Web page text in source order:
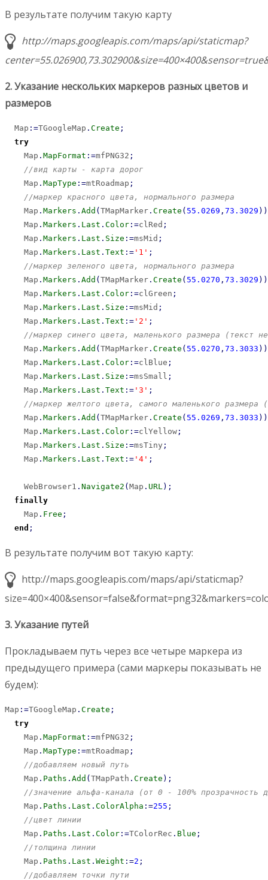
В результате получим такую карту
http://maps.googleapis.com/maps/api/staticmap?
2. Указание нескольких маркеров разных цветов и
размеров
  Map
: =TGoogleMap . Create ;
try
    Map
. MapFormat : =mfPNG32 ;
//вид карты - карта дорог
    Map
. MapType : =mtRoadmap ;
//маркер красного цвета, нормального размера
    Map
. Markers . Add ( TMapMarker . Create ( 55.0269 , 73.3029 ) )
    Map
. Markers . Last . Color : =clRed ;
    Map
. Markers . Last . Size : =msMid ;
    Map
. Markers . Last . Text : = '1' ;
//маркер зеленого цвета, нормального размера
    Map
. Markers . Add ( TMapMarker . Create ( 55.0270 , 73.3029 ) )
    Map
. Markers . Last . Color : =clGreen ;
    Map
. Markers . Last . Size : =msMid ;
    Map
. Markers . Last . Text : = '2' ;
//маркер синего цвета, маленького размера (текст
    Map
. Markers . Add ( TMapMarker . Create ( 55.0270 , 73.3033 ) )
    Map
. Markers . Last . Color : =clBlue ;
    Map
. Markers . Last . Size : =msSmall ;
    Map
. Markers . Last . Text : = '3' ;
//маркер желтого цвета, самого маленького размера
    Map
. Markers . Add ( TMapMarker . Create ( 55.0269 , 73.3033 ) )
    Map
. Markers . Last . Color : =clYellow ;
    Map
. Markers . Last . Size : =msTiny ;
    Map
. Markers . Last . Text : = '4' ;
    WebBrowser1
. Navigate2 ( Map . URL ) ;
finally
    Map
. Free ;
end ;
В результате получим вот такую карту:
http://maps.googleapis.com/maps/api/staticmap?
3. Указание путей
Прокладываем путь через все четыре маркера из
предыдущего примера (сами маркеры показывать не
будем):
Map : =TGoogleMap . Create ;
try
    Map
. MapFormat : =mfPNG32 ;
    Map
. MapType : =mtRoadmap ;
//добавляем новый путь
    Map
. Paths . Add ( TMapPath . Create ) ;
//значение альфа-канала (от 0 - 100% прозрачность
    Map
. Paths . Last . ColorAlpha : =255 ;
//цвет линии
    Map
. Paths . Last . Color : =TColorRec . Blue ;
//толщина линии
    Map
. Paths . Last . Weight : =2 ;
//добавляем точки пути